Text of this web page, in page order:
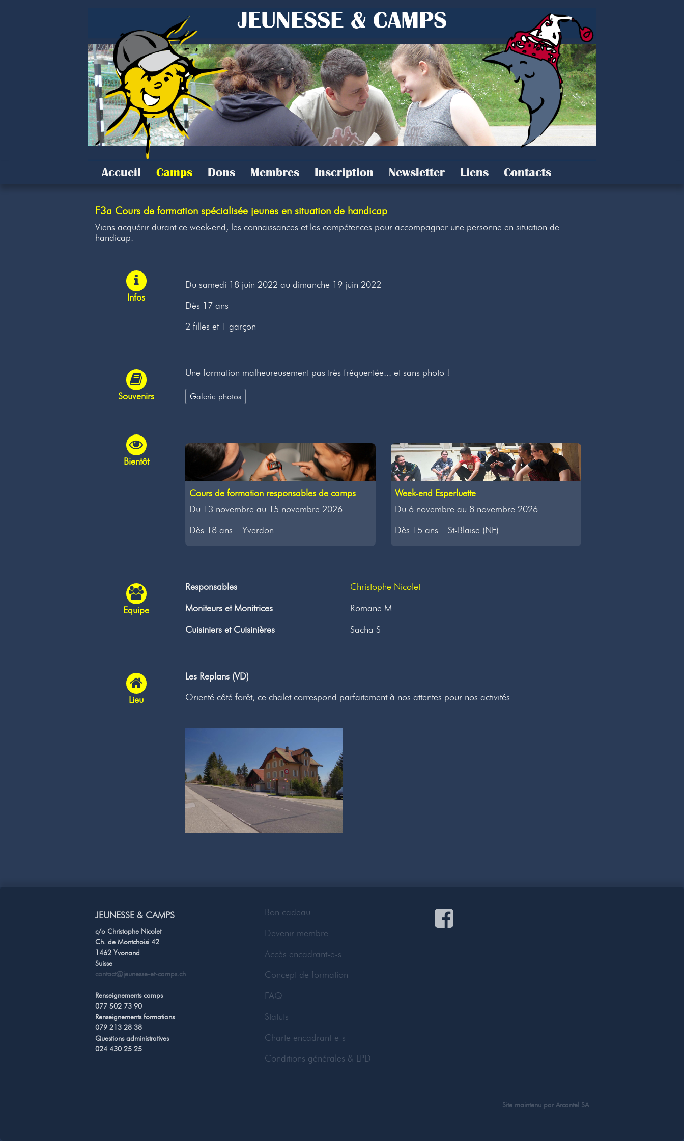
JEUNESSE & CAMPS
Accueil Camps Dons Membres Inscription Newsletter Liens Contacts
F3a Cours de formation spécialisée jeunes en situation de handicap
Viens acquérir durant ce week-end, les connaissances et les compétences pour accompagner une personne en situation de
handicap.
Infos
Du samedi 18 juin 2022 au dimanche 19 juin 2022
Dès 17 ans
2 filles et 1 garçon
Souvenirs
Une formation malheureusement pas très fréquentée... et sans photo !
Galerie photos
Bientôt
Cours de formation responsables de camps
Du 13 novembre au 15 novembre 2026
Dès 18 ans – Yverdon
Week-end Esperluette
Du 6 novembre au 8 novembre 2026
Dès 15 ans – St-Blaise (NE)
Equipe
Responsables
Christophe Nicolet
Moniteurs et Monitrices
Romane M
Cuisiniers et Cuisinières
Sacha S
Lieu
Les Replans (VD)
Orienté côté forêt, ce chalet correspond parfaitement à nos attentes pour nos activités
JEUNESSE & CAMPS
c/o Christophe Nicolet
Ch. de Montchoisi 42
1462 Yvonand
Suisse
contact@jeunesse-et-camps.ch
Renseignements camps
077 502 73 90
Renseignements formations
079 213 28 38
Questions administratives
024 430 25 25
Bon cadeau
Devenir membre
Accès encadrant-e-s
Concept de formation
FAQ
Statuts
Charte encadrant-e-s
Conditions générales & LPD
Site maintenu parArcantel SA